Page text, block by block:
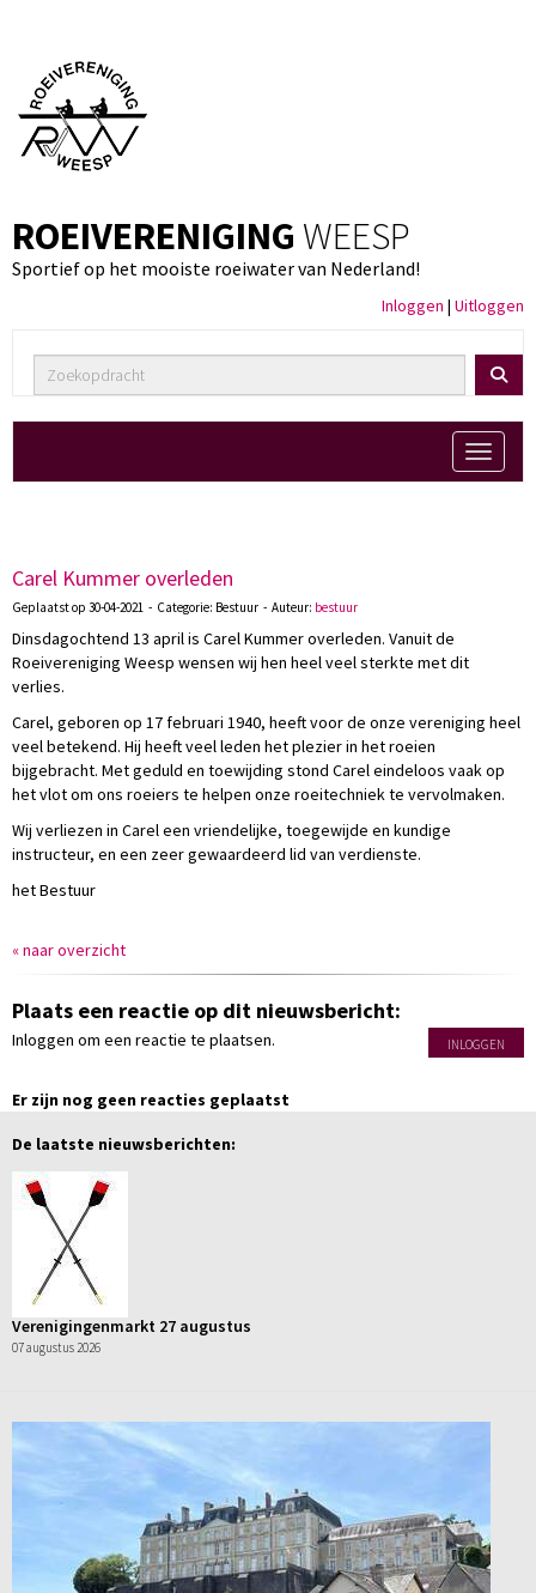
ROEIVERENIGING WEESP
Sportief op het mooiste roeiwater van Nederland!
Inloggen | Uitloggen
Toggle
Carel Kummer overleden
Geplaatst op 30-04-2021 - Categorie: Bestuur - Auteur: bestuur
Dinsdagochtend 13 april is Carel Kummer overleden. Vanuit de
Roeivereniging Weesp wensen wij hen heel veel sterkte met dit
verlies.
Carel, geboren op 17 februari 1940, heeft voor de onze vereniging heel
veel betekend. Hij heeft veel leden het plezier in het roeien
bijgebracht. Met geduld en toewijding stond Carel eindeloos vaak op
het vlot om ons roeiers te helpen onze roeitechniek te vervolmaken.
Wij verliezen in Carel een vriendelijke, toegewijde en kundige
instructeur, en een zeer gewaardeerd lid van verdienste.
het Bestuur
« naar overzicht
Plaats een reactie op dit nieuwsbericht:
Inloggen om een reactie te plaatsen. INLOGGEN
Er zijn nog geen reacties geplaatst
De laatste nieuwsberichten:
Verenigingenmarkt 27 augustus
07 augustus 2026